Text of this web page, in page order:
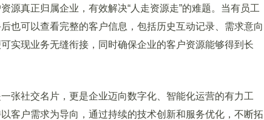
源真正归属企业，有效解决“人走资源走”的难题。当有员工
也可以查看完整的客户信息，包括历史互动记录、需求意向
实现业务无缝衔接，同时确保企业的客户资源能够得到长
社交名片，更是企业迈向数字化、智能化运营的有力工
客户需求为导向，通过持续的技术创新和服务优化，不断拓